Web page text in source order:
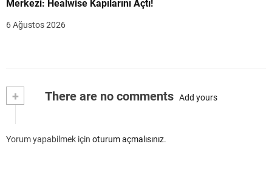
Merkezi: Healwise Kapılarını Açtı!
6 Ağustos 2026
+ There are no comments Add yours
Yorum yapabilmek için oturum açmalısınız.